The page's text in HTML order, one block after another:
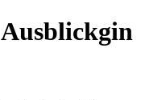
Ausblickgin